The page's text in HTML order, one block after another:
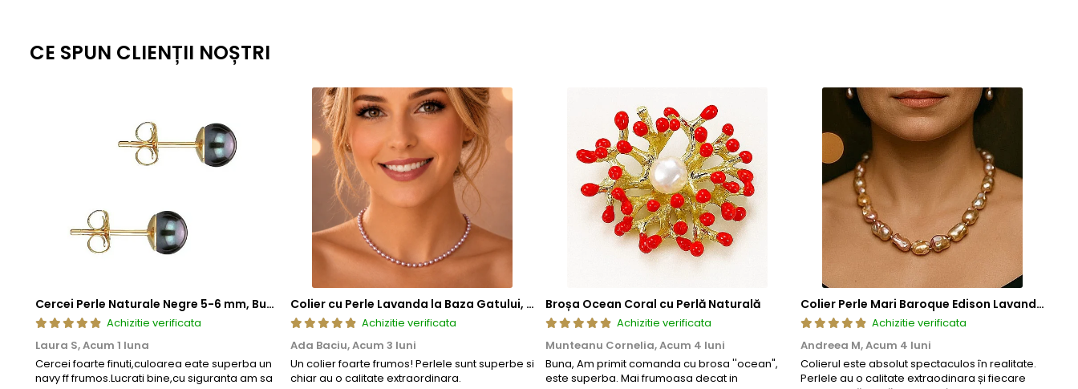
CE SPUN CLIENȚII NOȘTRI
Cercei Perle Naturale Negre 5-6 mm, Buton AAA, Aur 14K (aur 585), Tip Șurub | KASKADDA®
Achizitie verificata
Laura S,Acum 1 luna
Cercei foarte finuti,culoarea eate superba un
navy ff frumos.Lucrati bine,cu siguranta am sa
Colier cu Perle Lavanda la Baza Gatului, de 4-5 mm, Perle Rare, Calitate AAA+, Aur 14K | KASKADDA®
Achizitie verificata
Ada Baciu,Acum 3 luni
Un colier foarte frumos! Perlele sunt superbe si
chiar au o calitate extraordinara.
Broșa Ocean Coral cu Perlă Naturală
Achizitie verificata
Munteanu Cornelia,Acum 4 luni
Buna, Am primit comanda cu brosa ''ocean",
este superba. Mai frumoasa decat in
Colier Perle Mari Baroque Edison Lavandă, Calitatea AAA, Aur 14K | KASKADDA®
Achizitie verificata
Andreea M,Acum 4 luni
Colierul este absolut spectaculos în realitate.
Perlele au o calitate extraodinara și fiecare